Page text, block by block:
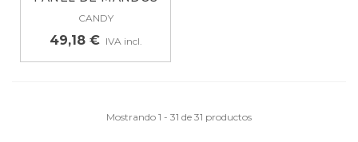
CON SENSOR...
CANDY
49,18 € IVA incl.
Mostrando 1 - 31 de 31 productos